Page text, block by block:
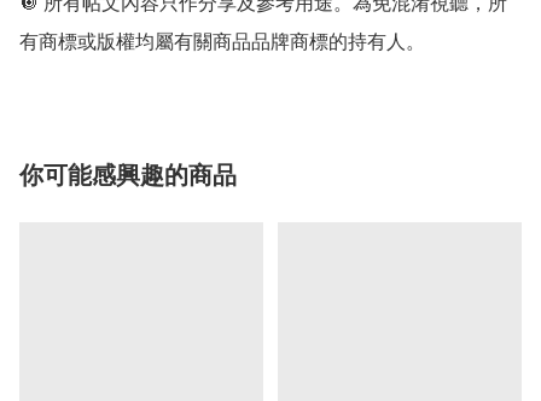
有商標或版權均屬有關商品品牌商標的持有人。
你可能感興趣的商品